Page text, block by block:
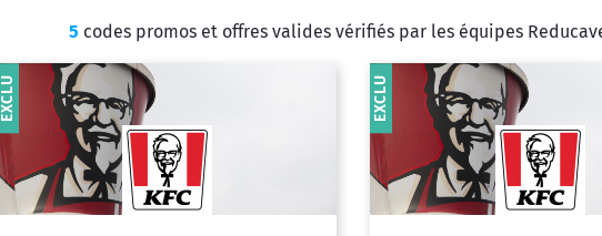
5 codes promos et offres valides vérifiés par les équipes
EXCLU EXCLU